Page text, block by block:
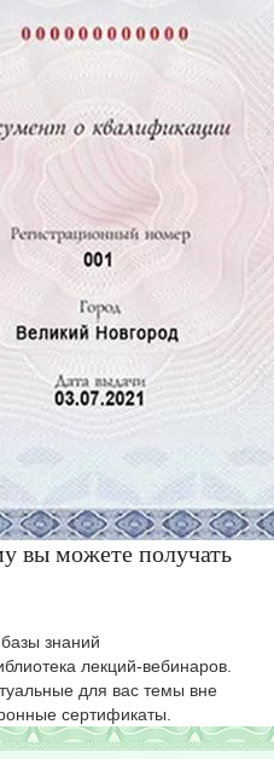
вы можете получать
знаний
лекций-вебинаров.
для вас темы вне
сертификаты.